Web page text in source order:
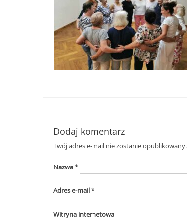
Dodaj komentarz
Twój adres e-mail nie zostanie opublikowany.
Nazwa*
Adres e-mail*
Witryna internetowa